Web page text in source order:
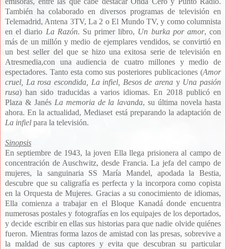
También ha colaborado en diversos programas de televisión en
Telemadrid, Antena 3TV, La 2 o El Mundo TV, y como columnista
en el diario La Razón. Su primer libro, Un burka por amor, con
más de un millón y medio de ejemplares vendidos, se convirtió en
un best seller del que se hizo una exitosa serie de televisión en
Atresmedia,con una audiencia de cuatro millones y medio de
espectadores. Tanto esta como sus posteriores publicaciones (Amor
cruel, La rosa escondida, La infiel, Besos de arena y Una pasión
rusa) han sido traducidas a varios idiomas. En 2018 publicó en
Plaza & Janés La memoria de la lavanda, su última novela hasta
ahora. Enla actualidad, Mediaset está preparando la adaptación de
La infiel para la televisión.
Sinopsis
En septiembre de 1943, la joven Ella llega prisionera al campo de
concentración de Auschwitz, desde Francia. La jefa del campo de
mujeres, la sanguinaria SS María Mandel, apodada la Bestia,
descubre que su caligrafía es perfecta y la incorpora como copista
en la Orquesta de Mujeres. Gracias a su conocimiento de idiomas,
Ella comienza a trabajar en el Bloque Kanadá donde encuentra
numerosas postales y fotografías en los equipajes de los deportados,
y decide escribir en ellas sus historias para que nadie olvide quiénes
fueron. Mientras forma lazos de amistad con las presas, sobrevive a
la maldad de sus captores y evita que descubran su particular